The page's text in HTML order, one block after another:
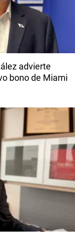
advierte
bono de Miami